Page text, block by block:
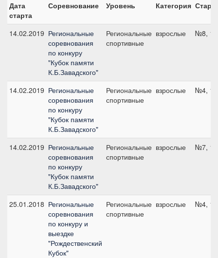
Дата
старта
Соревнование Уровень Категория Старт
14.02.2019 Региональные
соревнования
по конкуру
"Кубок памяти
К.Б.Завадского"
Региональные
спортивные
взрослые №8,
14.02.2019 Региональные
соревнования
по конкуру
"Кубок памяти
К.Б.Завадского"
Региональные
спортивные
взрослые №4,
14.02.2019 Региональные
соревнования
по конкуру
"Кубок памяти
К.Б.Завадского"
Региональные
спортивные
взрослые №7,
25.01.2018 Региональные
соревнования
по конкуру и
выездке
"Рождественский
Кубок"
Региональные
спортивные
взрослые №4,